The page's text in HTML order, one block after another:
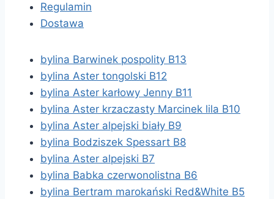
Regulamin
Dostawa
bylina Barwinek pospolity B13
bylina Aster tongolski B12
bylina Aster karłowy Jenny B11
bylina Aster krzaczasty Marcinek lila B10
bylina Aster alpejski biały B9
bylina Bodziszek Spessart B8
bylina Aster alpejski B7
bylina Babka czerwonolistna B6
bylina Bertram marokański Red&White B5